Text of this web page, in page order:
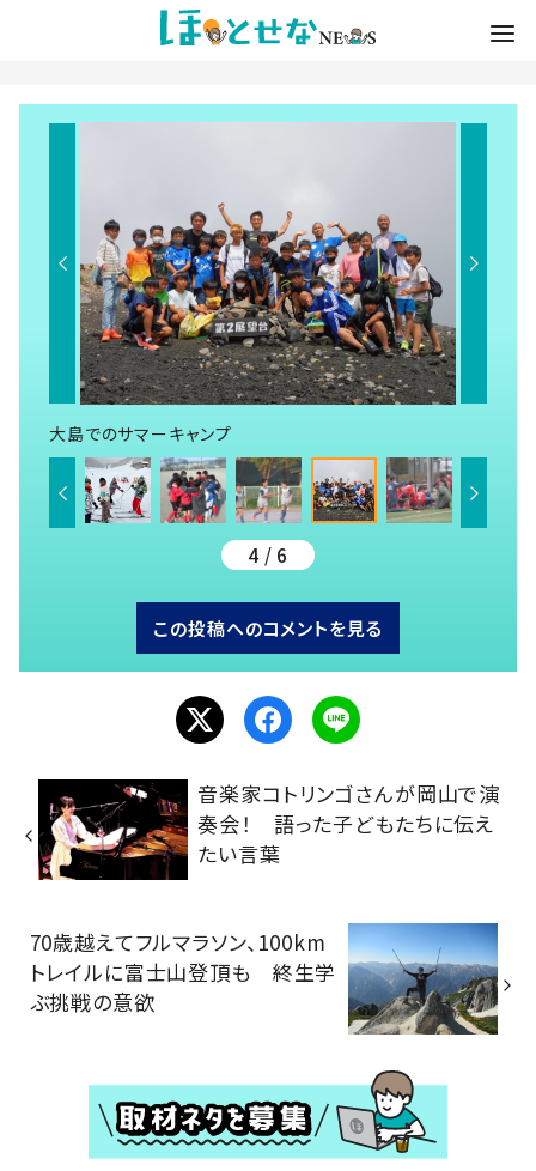
大島でのサマーキャンプ
4 / 6
この投稿へのコメントを見る
音楽家コトリンゴさんが岡山で演
奏会！ 語った子どもたちに伝え
たい言葉
70歳越えてフルマラソン、100km
トレイルに富士山登頂も 終生学
ぶ挑戦の意欲